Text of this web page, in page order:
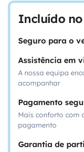
Incluído
Seguro para o
Assistência em
A nossa equipa
acompanhar
Pagamento
Mais conforto com
pagamento
Garantia de